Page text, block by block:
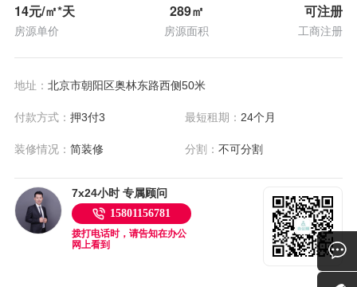
14元/㎡*天
房源单价
289㎡
房源面积
可注册
工商注册
地址： 北京市朝阳区奥林东路西侧50米
付款方式： 押3付3 最短租期： 24个月
装修情况： 简装修 分割：不可分割
7x24小时 专属顾问
15801156781
拨打电话时，请告知在办公
网上看到